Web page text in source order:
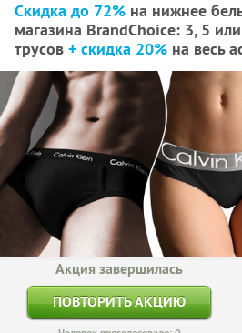
Скидка до 72% на нижнее
магазина BrandChoice: 3, 5
трусов + скидка 20% на весь
Акция завершилась
ПОВТОРИТЬ АКЦИЮ